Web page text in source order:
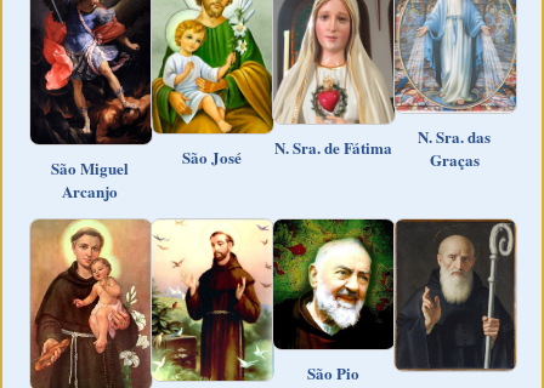
São Miguel
Arcanjo
São José N. Sra. de Fátima
N. Sra. das
Graças
São Pio